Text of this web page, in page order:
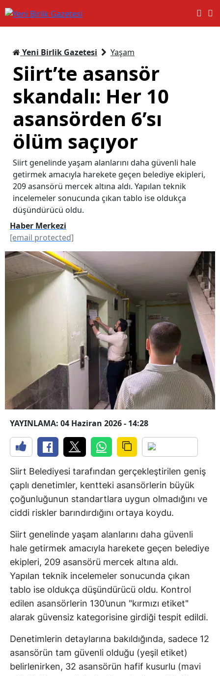
Yeni Birlik Gazetesi Yaşam
Siirt’te asansör
skandalı: Her 10
asansörden 6’sı
ölüm saçıyor
Siirt genelinde yaşam alanlarını daha güvenli hale
getirmek amacıyla harekete geçen belediye ekipleri,
209 asansörü mercek altına aldı. Yapılan teknik
incelemeler sonucunda çıkan tablo ise oldukça
düşündürücü oldu.
Haber Merkezi
[email protected]
YAYINLAMA: 04 Haziran 2026 - 14:28
Siirt Belediyesi tarafından gerçekleştirilen geniş
çaplı denetimler, kentteki asansörlerin büyük
çoğunluğunun standartlara uygun olmadığını ve
ciddi riskler barındırdığını ortaya koydu.
Siirt genelinde yaşam alanlarını daha güvenli
hale getirmek amacıyla harekete geçen belediye
ekipleri, 209 asansörü mercek altına aldı.
Yapılan teknik incelemeler sonucunda çıkan
tablo ise oldukça düşündürücü oldu. Kontrol
edilen asansörlerin 130’unun "kırmızı etiket"
alarak güvensiz kategorisine girdiği tespit edildi.
Denetimlerin detaylarına bakıldığında, sadece 12
asansörün tam güvenli olduğu (yeşil etiket)
belirlenirken, 32 asansörün hafif kusurlu (mavi